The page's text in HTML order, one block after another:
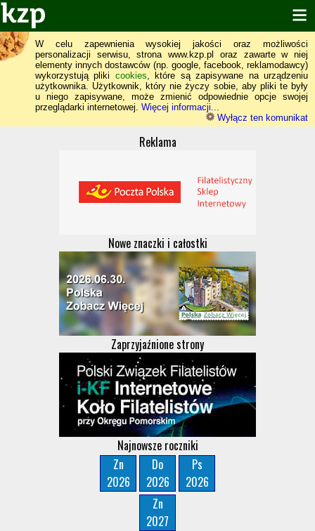
W celu zapewnienia wysokiej jakości oraz możliwości
personalizacji serwisu, strona www.kzp.pl oraz zawarte w niej
elementy innych dostawców (np. google, facebook, reklamodawcy)
wykorzystują pliki cookies, które są zapisywane na urządzeniu
użytkownika. Użytkownik, który nie życzy sobie, aby pliki te były
u niego zapisywane, może zmienić odpowiednie opcje swojej
przeglądarki internetowej. Więcej informacji...
Wyłącz ten komunikat
Reklama
Nowe znaczki i całostki
Zaprzyjaźnione strony
Najnowsze roczniki
Zn
2026
Do
2026
Ps
2026
Zn
2027